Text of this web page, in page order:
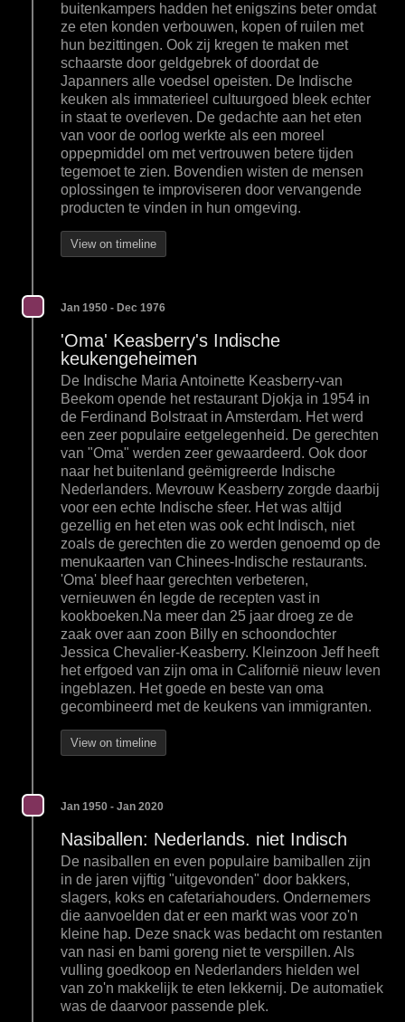
buitenkampers hadden het enigszins beter omdat
ze eten konden verbouwen, kopen of ruilen met
hun bezittingen. Ook zij kregen te maken met
schaarste door geldgebrek of doordat de
Japanners alle voedsel opeisten. De Indische
keuken als immaterieel cultuurgoed bleek echter
in staat te overleven. De gedachte aan het eten
van voor de oorlog werkte als een moreel
oppepmiddel om met vertrouwen betere tijden
tegemoet te zien. Bovendien wisten de mensen
oplossingen te improviseren door vervangende
producten te vinden in hun omgeving.
View on timeline
Jan 1950 - Dec 1976
'Oma' Keasberry's Indische
keukengeheimen
De Indische Maria Antoinette Keasberry-van
Beekom opende het restaurant Djokja in 1954 in
de Ferdinand Bolstraat in Amsterdam. Het werd
een zeer populaire eetgelegenheid. De gerechten
van "Oma" werden zeer gewaardeerd. Ook door
naar het buitenland geëmigreerde Indische
Nederlanders. Mevrouw Keasberry zorgde daarbij
voor een echte Indische sfeer. Het was altijd
gezellig en het eten was ook echt Indisch, niet
zoals de gerechten die zo werden genoemd op de
menukaarten van Chinees-Indische restaurants.
'Oma' bleef haar gerechten verbeteren,
vernieuwen én legde de recepten vast in
kookboeken.Na meer dan 25 jaar droeg ze de
zaak over aan zoon Billy en schoondochter
Jessica Chevalier-Keasberry. Kleinzoon Jeff heeft
het erfgoed van zijn oma in Californië nieuw leven
ingeblazen. Het goede en beste van oma
gecombineerd met de keukens van immigranten.
View on timeline
Jan 1950 - Jan 2020
Nasiballen: Nederlands. niet Indisch
De nasiballen en even populaire bamiballen zijn
in de jaren vijftig "uitgevonden" door bakkers,
slagers, koks en cafetariahouders. Ondernemers
die aanvoelden dat er een markt was voor zo'n
kleine hap. Deze snack was bedacht om restanten
van nasi en bami goreng niet te verspillen. Als
vulling goedkoop en Nederlanders hielden wel
van zo'n makkelijk te eten lekkernij. De automatiek
was de daarvoor passende plek.